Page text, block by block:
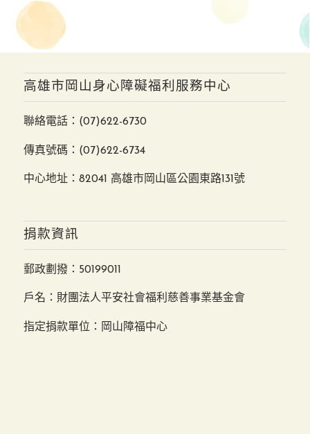
高雄市岡山身心障礙福利服務中心
聯絡電話： (07)622-6730
傳真號碼：(07)622-6734
中心地址：82041 高雄市岡山區公園東路131號
捐款資訊
郵政劃撥：50199011
戶名：財團法人平安社會福利慈善事業基金會
指定捐款單位：岡山障福中心